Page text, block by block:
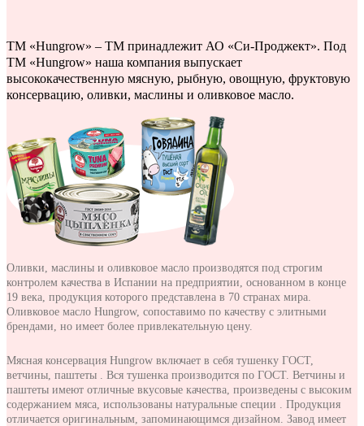
ТМ «Hungrow» – ТМ принадлежит АО «Си-Проджект». Под
ТМ «Hungrow» наша компания выпускает
высококачественную мясную, рыбную, овощную, фруктовую
консервацию, оливки, маслины и оливковое масло.
Оливки, маслины и оливковое масло производятся под строгим
контролем качества в Испании на предприятии, основанном в конце
19 века, продукция которого представлена в 70 странах мира.
Оливковое масло Hungrow, сопоставимо по качеству с элитными
брендами, но имеет более привлекательную цену.
Мясная консервация Hungrow включает в себя тушенку ГОСТ,
ветчины, паштеты . Вся тушенка производится по ГОСТ. Ветчины и
паштеты имеют отличные вкусовые качества, произведены с высоким
содержанием мяса, использованы натуральные специи . Продукция
отличается оригинальным, запоминающимся дизайном. Завод имеет